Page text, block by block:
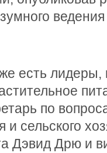
ведения
есть лидеры,
по
и сельского
Дэвид Дрю и